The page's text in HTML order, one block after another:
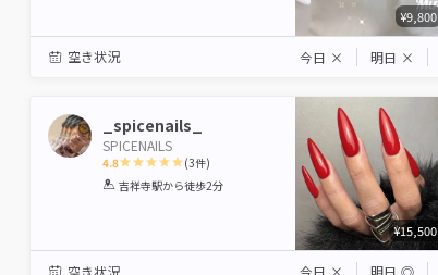
¥9,800
空き状況 今日 × 明日 ×
_spicenails_
SPICENAILS
4.8
1 2 3 4 5
(3件)
吉祥寺駅から徒歩2分
¥15,500
空き状況